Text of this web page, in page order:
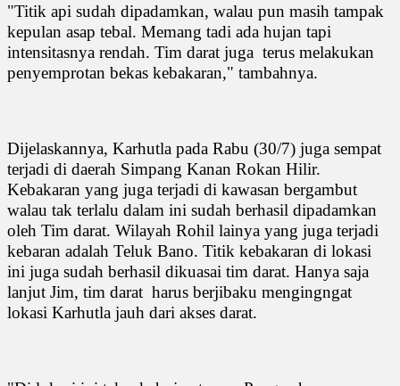
"Titik api sudah dipadamkan, walau pun masih tampak
kepulan asap tebal. Memang tadi ada hujan tapi
intensitasnya rendah. Tim darat juga terus melakukan
penyemprotan bekas kebakaran," tambahnya.
Dijelaskannya, Karhutla pada Rabu (30/7) juga sempat
terjadi di daerah Simpang Kanan Rokan Hilir.
Kebakaran yang juga terjadi di kawasan bergambut
walau tak terlalu dalam ini sudah berhasil dipadamkan
oleh Tim darat. Wilayah Rohil lainya yang juga terjadi
kebaran adalah Teluk Bano. Titik kebakaran di lokasi
ini juga sudah berhasil dikuasai tim darat. Hanya saja
lanjut Jim, tim darat harus berjibaku mengingngat
lokasi Karhutla jauh dari akses darat.